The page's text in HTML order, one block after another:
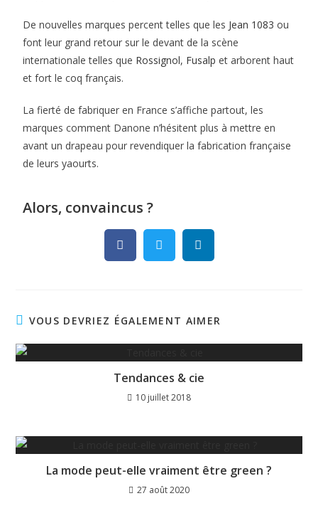
De nouvelles marques percent telles que les Jean 1083 ou
font leur grand retour sur le devant de la scène
internationale telles que Rossignol, Fusalp et arborent haut
et fort le coq français.
La fierté de fabriquer en France s’affiche partout, les
marques comment Danone n’hésitent plus à mettre en
avant un drapeau pour revendiquer la fabrication française
de leurs yaourts.
Alors, convaincus ?
VOUS DEVRIEZ ÉGALEMENT AIMER
Tendances & cie
10 juillet 2018
La mode peut-elle vraiment être green ?
27 août 2020